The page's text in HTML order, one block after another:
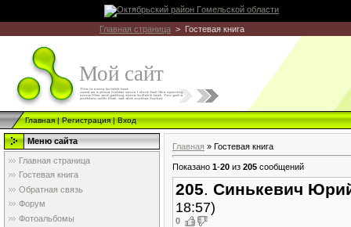
Главная страница > Гостевая книга
Мой сайт
Главная|Регистрация|Вход
Меню сайта
Главная страница
Гостевая книга
Обратная связь
Форум
Фотоальбомы
Главная » Гостевая книга
Показано 1-20 из 205 сообщений
205. Синькевич
18:57)
0